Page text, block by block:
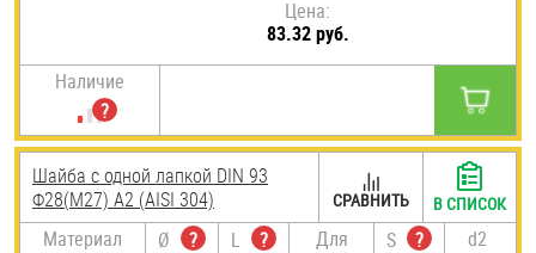
Цена:
83.32 руб.
Наличие
Шайба с одной лапкой DIN 93
Ф28(М27) А2 (AISI 304)
Материал
Ø
?
L
?
Для
S
?
d2
СРАВНИТЬ В СПИСОК